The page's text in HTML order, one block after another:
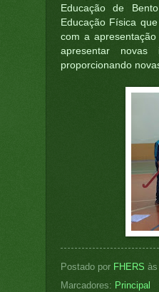
Educação de
Educação Física
com a
apresentar
proporcionando
Postado por FHERS às
Marcadores: Principal